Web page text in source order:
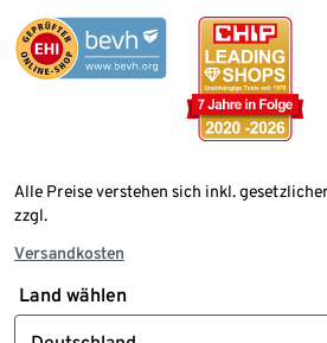
Alle Preise verstehen sich inkl.
zzgl.
Versandkosten
Land wählen